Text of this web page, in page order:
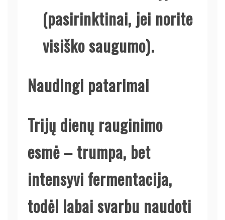
(pasirinktinai, jei norite
visiško saugumo).
Naudingi patarimai
Trijų dienų rauginimo
esmė – trumpa, bet
intensyvi fermentacija,
todėl labai svarbu naudoti